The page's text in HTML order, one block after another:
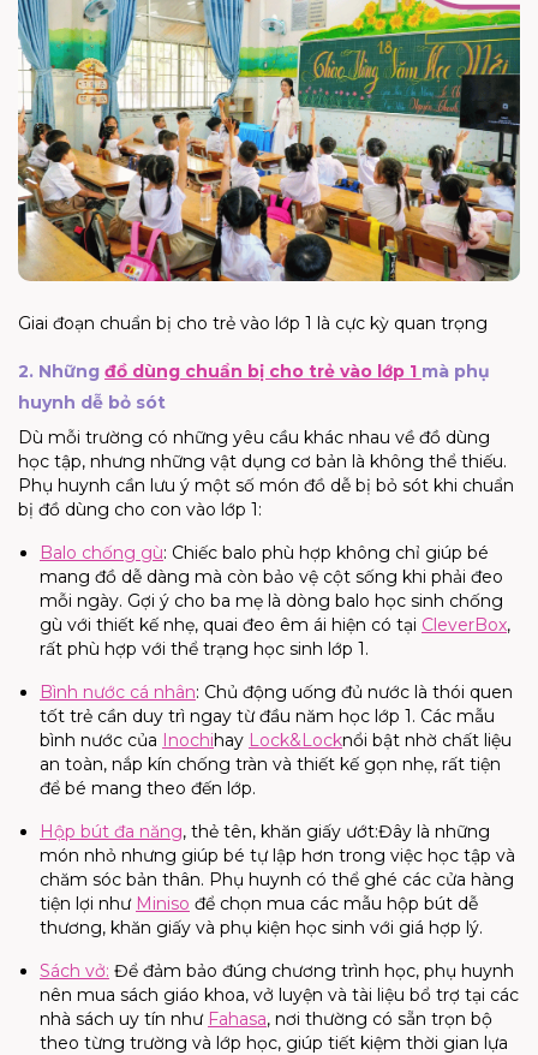
Giai đoạn chuẩn bị cho trẻ vào lớp 1 là cực kỳ quan trọng
2. Những đồ dùng chuẩn bị cho trẻ vào lớp 1 mà phụ
huynh dễ bỏ sót
Dù mỗi trường có những yêu cầu khác nhau về đồ dùng
học tập, nhưng những vật dụng cơ bản là không thể thiếu.
Phụ huynh cần lưu ý một số món đồ dễ bị bỏ sót khi chuẩn
bị đồ dùng cho con vào lớp 1:
Balo chống gù: Chiếc balo phù hợp không chỉ giúp bé
mang đồ dễ dàng mà còn bảo vệ cột sống khi phải đeo
mỗi ngày. Gợi ý cho ba mẹ là dòng balo học sinh chống
gù với thiết kế nhẹ, quai đeo êm ái hiện có tại CleverBox,
rất phù hợp với thể trạng học sinh lớp 1.
Bình nước cá nhân: Chủ động uống đủ nước là thói quen
tốt trẻ cần duy trì ngay từ đầu năm học lớp 1. Các mẫu
bình nước của Inochihay Lock&Locknổi bật nhờ chất liệu
an toàn, nắp kín chống tràn và thiết kế gọn nhẹ, rất tiện
để bé mang theo đến lớp.
Hộp bút đa năng, thẻ tên, khăn giấy ướt:Đây là những
món nhỏ nhưng giúp bé tự lập hơn trong việc học tập và
chăm sóc bản thân. Phụ huynh có thể ghé các cửa hàng
tiện lợi như Miniso để chọn mua các mẫu hộp bút dễ
thương, khăn giấy và phụ kiện học sinh với giá hợp lý.
Sách vở: Để đảm bảo đúng chương trình học, phụ huynh
nên mua sách giáo khoa, vở luyện và tài liệu bổ trợ tại các
nhà sách uy tín như Fahasa, nơi thường có sẵn trọn bộ
theo từng trường và lớp học, giúp tiết kiệm thời gian lựa